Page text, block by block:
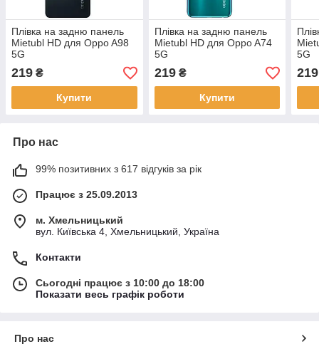
Плівка на задню панель
Mietubl HD для Oppo A98
5G
219 ₴
Купити
Плівка на задню панель
Mietubl HD для Oppo A74
5G
219₴
Купити
5G
219
Про нас
99% позитивних з 617 відгуків за рік
Працює з 25.09.2013
м. Хмельницький
вул. Київська 4, Хмельницький, Україна
Контакти
Сьогодні працює з 10:00 до 18:00
Показати весь графік роботи
Про нас